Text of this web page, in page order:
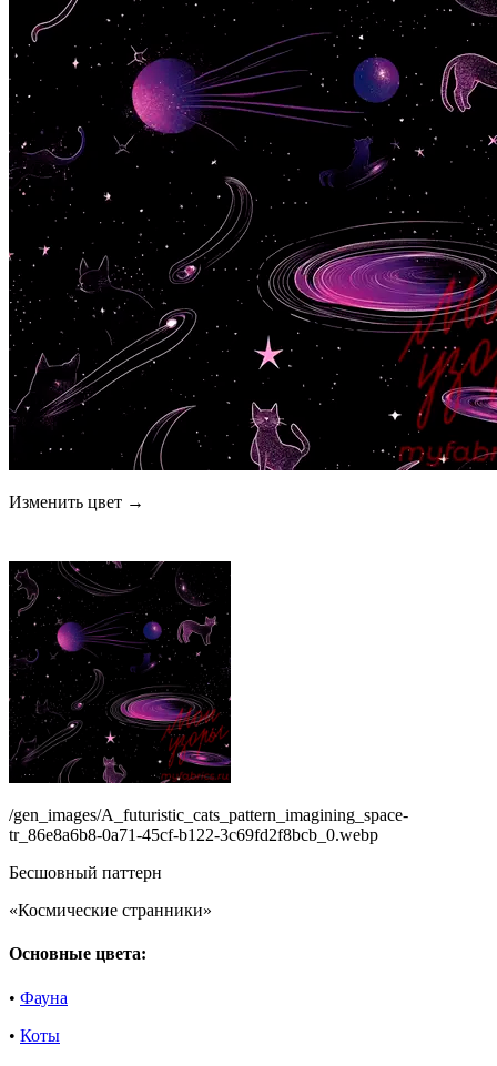
Изменить цвет →
/gen_images/A_futuristic_cats_pattern_imagining_space-
tr_86e8a6b8-0a71-45cf-b122-3c69fd2f8bcb_0.webp
Бесшовный паттерн
«Космические странники»
Основные цвета:
• Фауна
• Коты